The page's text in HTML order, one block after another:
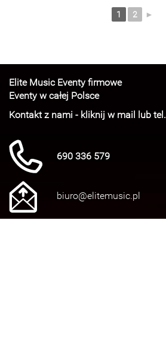
1 2 ►
Elite Music Eventy firmowe
Eventy w całej Polsce
Kontakt z nami - kliknij w mail lub tel.
690 336 579
biuro@elitemusic.pl